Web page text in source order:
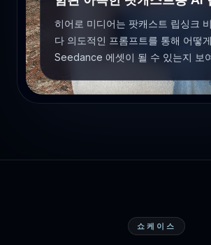
히어로 미디어는 팟캐스트 립싱크
다 의도적인 프롬프트를 통해 어떻
Seedance 에셋이 될 수 있는지 보
쇼케이스